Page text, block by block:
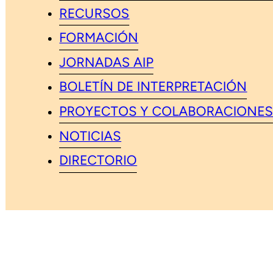
RECURSOS
FORMACIÓN
JORNADAS AIP
BOLETÍN DE INTERPRETACIÓN
PROYECTOS Y COLABORACIONES
NOTICIAS
DIRECTORIO